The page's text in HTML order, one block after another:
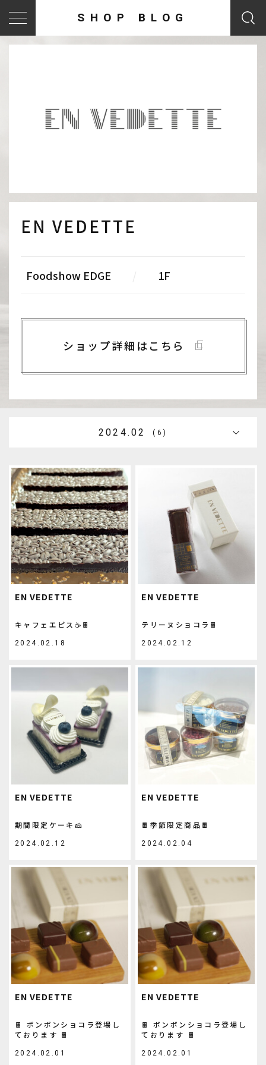
SHOP BLOG
EN VEDETTE
Foodshow EDGE 1F
ショップ詳細はこちら
2024.02 (6)
EN VEDETTE
キャフェエピス☕🍫
2024.02.18
EN VEDETTE
テリーヌショコラ🍫
2024.02.12
EN VEDETTE
期間限定ケーキ🧀
2024.02.12
EN VEDETTE
🍫季節限定商品🍫
2024.02.04
EN VEDETTE
🍫 ボンボンショコラ登場し
ております 🍫
2024.02.01
EN VEDETTE
🍫 ボンボンショコラ登場し
ております 🍫
2024.02.01